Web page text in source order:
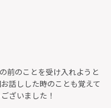
前のことを受け入れようと
話しした時のことも覚えて
ざいました！